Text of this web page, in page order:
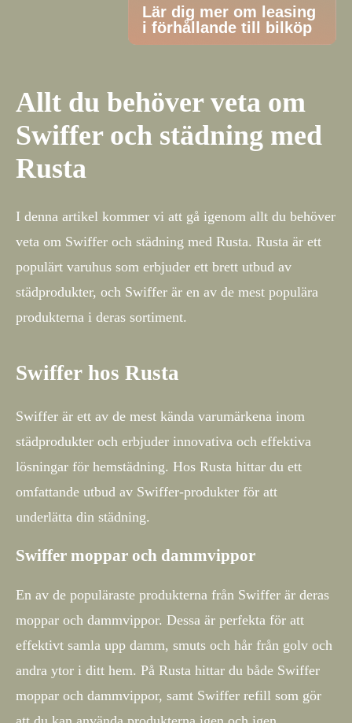
Lär dig mer om leasing
i förhållande till bilköp
Allt du behöver veta om
Swiffer och städning med
Rusta
I denna artikel kommer vi att gå igenom allt du behöver
veta om Swiffer och städning med Rusta. Rusta är ett
populärt varuhus som erbjuder ett brett utbud av
städprodukter, och Swiffer är en av de mest populära
produkterna i deras sortiment.
Swiffer hos Rusta
Swiffer är ett av de mest kända varumärkena inom
städprodukter och erbjuder innovativa och effektiva
lösningar för hemstädning. Hos Rusta hittar du ett
omfattande utbud av Swiffer-produkter för att
underlätta din städning.
Swiffer moppar och dammvippor
En av de populäraste produkterna från Swiffer är deras
moppar och dammvippor. Dessa är perfekta för att
effektivt samla upp damm, smuts och hår från golv och
andra ytor i ditt hem. På Rusta hittar du både Swiffer
moppar och dammvippor, samt Swiffer refill som gör